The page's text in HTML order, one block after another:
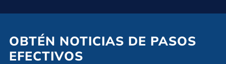
OBTÉN NOTICIAS DE PASOS
EFECTIVOS